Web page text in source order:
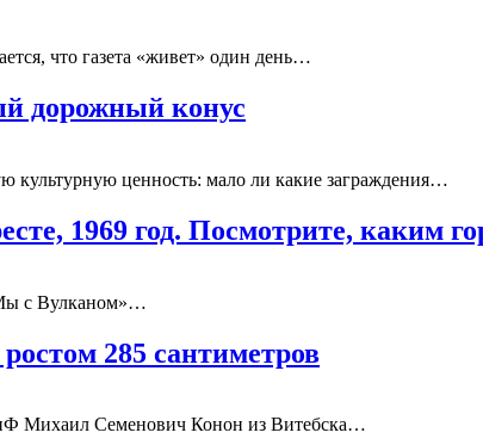
что газета «живет» один день…
дорожный конус
ценность: мало ли какие заграждения…
1969 год. Посмотрите, каким
с Вулканом»…
285 сантиметров
Михаил Семенович Конон из Витебска…